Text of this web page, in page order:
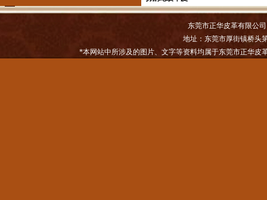
东莞市正华皮革有限公
地址：东莞市厚街镇桥头
*本网站中所涉及的图片、文字等资料均属于东莞市正华皮